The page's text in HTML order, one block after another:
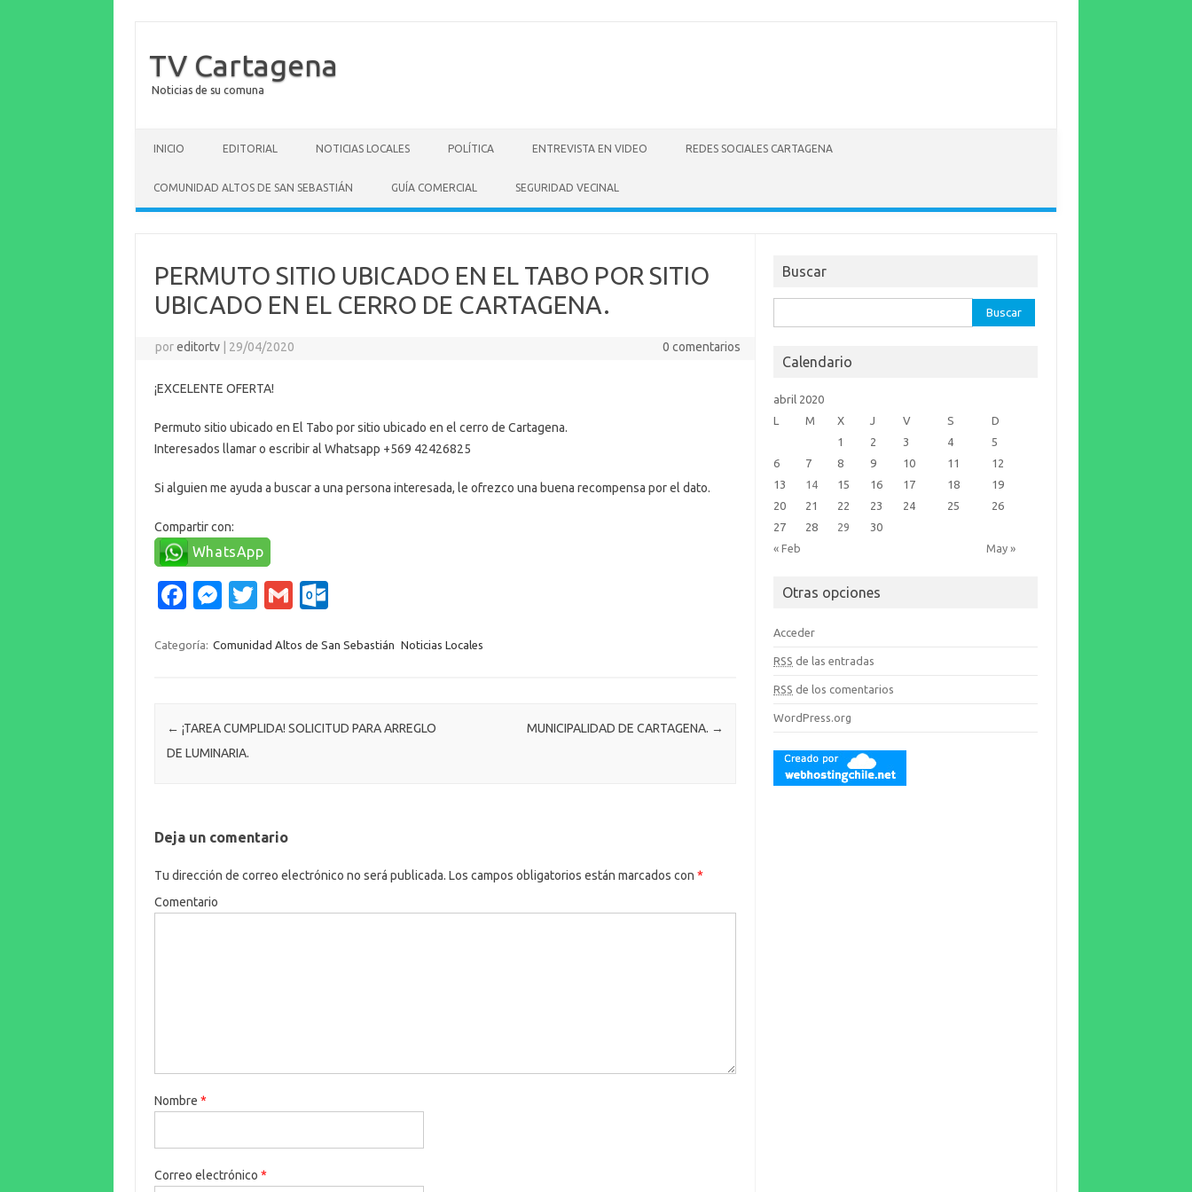
TV Cartagena
Noticias de su comuna
INICIO EDITORIAL NOTICIAS LOCALES POLÍTICA ENTREVISTA EN VIDEO REDES SOCIALES CARTAGENA
COMUNIDAD ALTOS DE SAN SEBASTIÁN GUÍA COMERCIAL SEGURIDAD VECINAL
PERMUTO SITIO UBICADO EN EL TABO POR SITIO
UBICADO EN EL CERRO DE CARTAGENA.
poreditortv 29/04/2020 0 comentarios
¡EXCELENTE OFERTA!
Permuto sitio ubicado en El Tabo por sitio ubicado en el cerro de Cartagena.
Interesados llamar o escribir al Whatsapp +569 42426825
Si alguien me ayuda a buscar a una persona interesada, le ofrezco una buena recompensa por el dato.
Compartir con:
WhatsApp
Fa
e
o
k
M
se
er
T
it
G
ail lo
c
Categoría: Comunidad Altos de San Sebastián Noticias Locales
Navegación de entradas
← ¡TAREA CUMPLIDA! SOLICITUD PARA ARREGLO
DE LUMINARIA.
MUNICIPALIDAD DE CARTAGENA. →
Deja un comentario
Tu dirección de correo electrónico no será publicada. Los campos obligatorios están marcados con *
Comentario
Nombre *
Correo electrónico *
Buscar
Calendario
abril 2020
L
M X J V S D
« Feb May »
1 2 3 4
5
6
7 8 9 10 11
12
13
14 15 16 17 18
19
20
21 22 23 24 25
26
27
28 29 30
Otras opciones
Acceder
RSS de las entradas
RSS de los comentarios
WordPress.org